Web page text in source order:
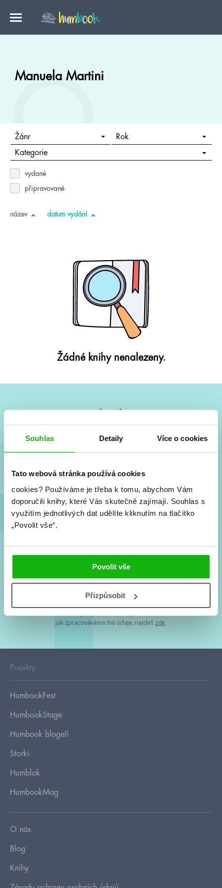
Souhlas Detaily Více o cookies
Tato webová stránka používá cookies
cookies? Používáme je třeba k tomu, abychom Vám
doporučili knihy, které Vás skutečně zajímají. Souhlas s
využitím jednotlivých dat udělíte kliknutím na tlačítko
„Povolit vše“.
Povolit vše
Přizpůsobit
Manuela Martini
Žánr Rok
Kategorie
vydané
připravované
název datum vydání
Žádné knihy nenalezeny.
Vše kolem #youngadult každý měsíc rovnou do mailu!
a seriálové adaptace a další.
Souhlasím spodmínkami zpracování osobních údajů
Tvá e-mailová adresa je u nás v bezpečí. Přečti si
jak zpracováváme tvé údaje, najdeš zde.
Projekty
HumbookFest
HumbookStage
Humbook blogeři
Storki
Humblok
HumbookMag
O nás
Blog
Knihy